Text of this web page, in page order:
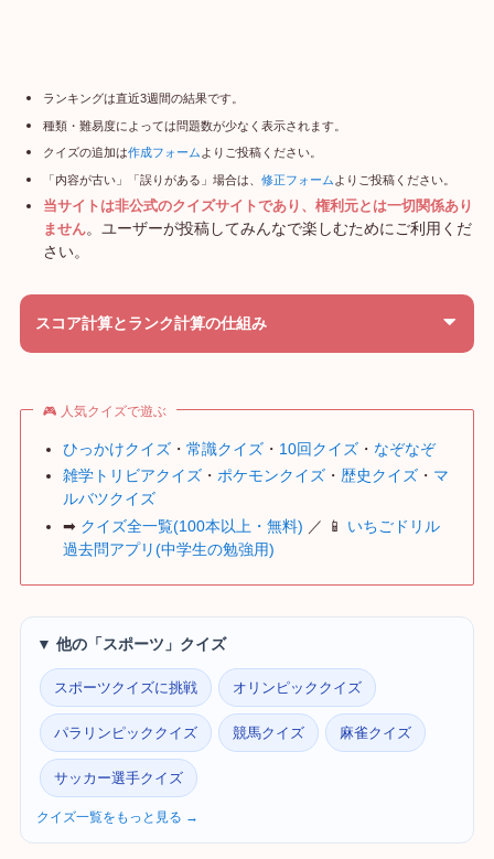
ランキングは直近3週間の結果です。
種類・難易度によっては問題数が少なく表示されます。
クイズの追加は作成フォーム よりご投稿ください。
「内容が古い」「誤りがある」場合は、 修正フォーム よりご投稿ください。
当サイトは非公式のクイズサイトであり、権利元とは一切関係あり
ません。ユーザーが投稿してみんなで楽しむためにご利用くだ
さい。
スコア計算とランク計算の仕組み
🎮 人気クイズで遊ぶ
ひっかけクイズ ・常識クイズ ・ 10回クイズ ・ なぞなぞ
雑学トリビアクイズ ・ポケモンクイズ ・ 歴史クイズ ・ マ
ルバツクイズ
➡ クイズ全一覧(100本以上・無料) ／ 📱 いちごドリル
過去問アプリ(中学生の勉強用)
▼ 他の「スポーツ」クイズ
スポーツクイズに挑戦 オリンピッククイズ
パラリンピッククイズ 競馬クイズ 麻雀クイズ
サッカー選手クイズ
クイズ一覧をもっと見る →